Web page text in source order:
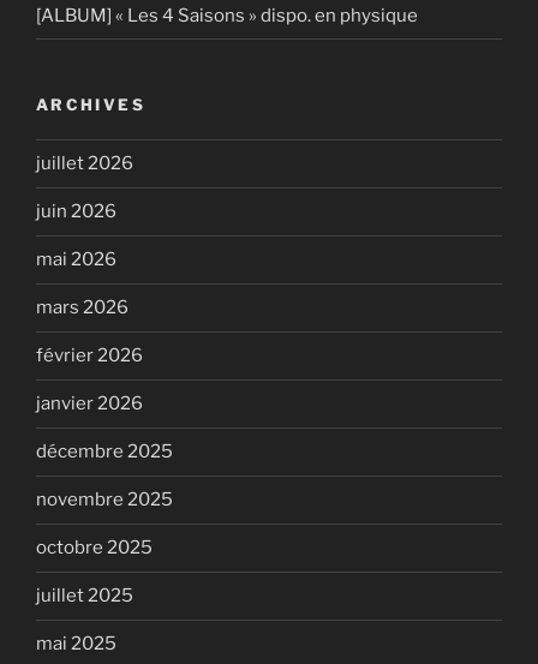
[ALBUM] « Les 4 Saisons » dispo. en physique
ARCHIVES
juillet 2026
juin 2026
mai 2026
mars 2026
février 2026
janvier 2026
décembre 2025
novembre 2025
octobre 2025
juillet 2025
mai 2025